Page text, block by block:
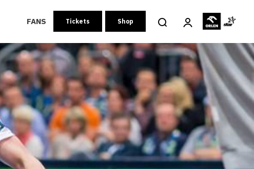
FANS Tickets Shop